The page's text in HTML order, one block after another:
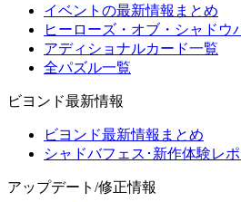
イベントの最新情報まとめ
ヒーローズ・オブ・シャドウ
アディショナルカード一覧
全パズル一覧
ビヨンド最新情報
ビヨンド最新情報まとめ
シャドバフェス･新作体験レポ
アップデート/修正情報